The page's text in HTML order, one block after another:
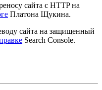
сайта с HTTP на
Платона Щукина.
сайта на защищенный
Search Console.